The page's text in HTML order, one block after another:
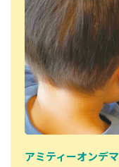
アミティーオンデ